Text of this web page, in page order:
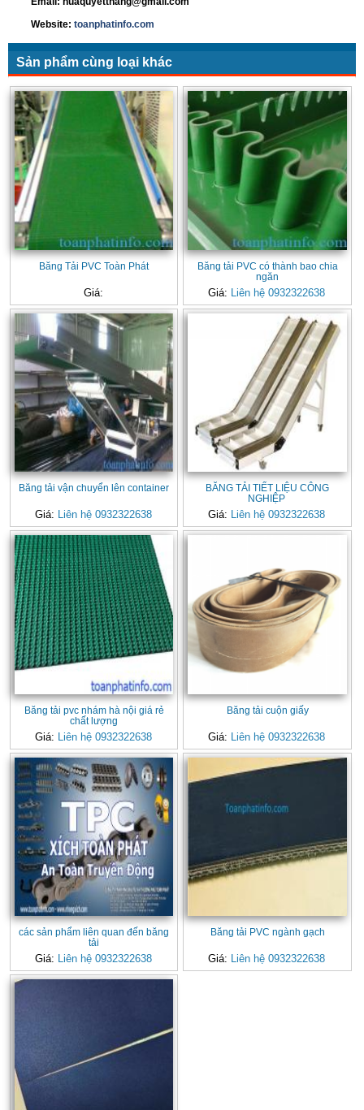
Website: toanphatinfo.com
Sản phẩm cùng loại khác
Băng Tải PVC Toàn Phát
Giá:
Băng tải PVC có thành bao chia
ngăn
Giá: Liên hệ 0932322638
Băng tải vận chuyển lên container
Giá: Liên hệ 0932322638
BĂNG TẢI TIẾT LIỆU CÔNG
NGHIỆP
Giá: Liên hệ 0932322638
Băng tải pvc nhám hà nội giá rẻ
chất lượng
Giá: Liên hệ 0932322638
Băng tải cuộn giấy
Giá: Liên hệ 0932322638
các sản phẩm liên quan đến băng
tải
Giá: Liên hệ 0932322638
Băng tải PVC ngành gạch
Giá: Liên hệ 0932322638